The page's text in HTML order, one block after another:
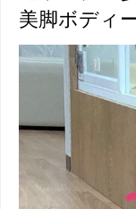
美脚ボディ